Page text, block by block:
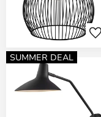
SUMMER DEAL